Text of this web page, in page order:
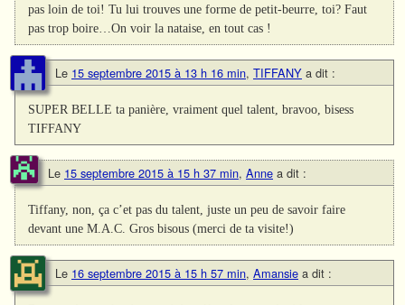
pas loin de toi! Tu lui trouves une forme de petit-beurre, toi? Faut
pas trop boire…On voir la nataise, en tout cas !
Le 15 septembre 2015 à 13 h 16 min, TIFFANY a dit :
SUPER BELLE ta panière, vraiment quel talent, bravoo, bisess
TIFFANY
Le 15 septembre 2015 à 15 h 37 min, Anne a dit :
Tiffany, non, ça c’et pas du talent, juste un peu de savoir faire
devant une M.A.C. Gros bisous (merci de ta visite!)
Le 16 septembre 2015 à 15 h 57 min, Amansie a dit :